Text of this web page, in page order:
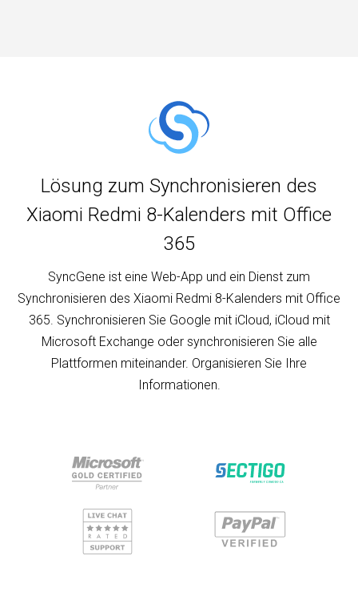
Lösung zum Synchronisieren des
Xiaomi Redmi 8-Kalenders mit Office
365
SyncGene ist eine Web-App und ein Dienst zum
Synchronisieren des Xiaomi Redmi 8-Kalenders mit Office
365. Synchronisieren Sie Google mit iCloud, iCloud mit
Microsoft Exchange oder synchronisieren Sie alle
Plattformen miteinander. Organisieren Sie Ihre
Informationen.